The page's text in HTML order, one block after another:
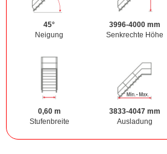
45°
Neigung
3996-4000 mm
Senkrechte Höhe
0,60 m
Stufenbreite
3833-4047 mm
Ausladung